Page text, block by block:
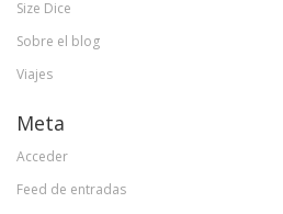
Size Dice
Sobre el blog
Viajes
Meta
Acceder
Feed de entradas